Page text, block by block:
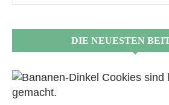
DIE NEUESTEN